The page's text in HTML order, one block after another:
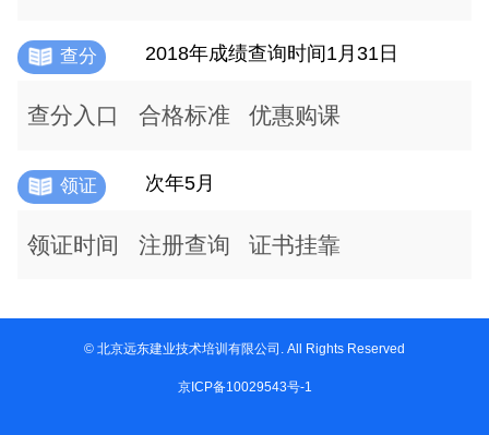
查分 2018年成绩查询时间1月31日
查分入口 合格标准 优惠购课
领证 次年5月
领证时间 注册查询 证书挂靠
© 北京远东建业技术培训有限公司. All Rights Reserved
京ICP备10029543号-1